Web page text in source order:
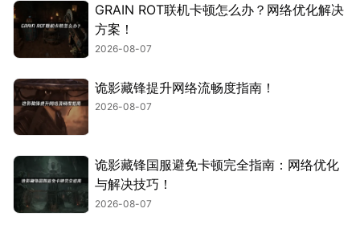
GRAIN ROT联机卡顿怎么办？网络优化解决
方案！
2026-08-07
诡影藏锋提升网络流畅度指南！
2026-08-07
诡影藏锋国服避免卡顿完全指南：网络优化
与解决技巧！
2026-08-07